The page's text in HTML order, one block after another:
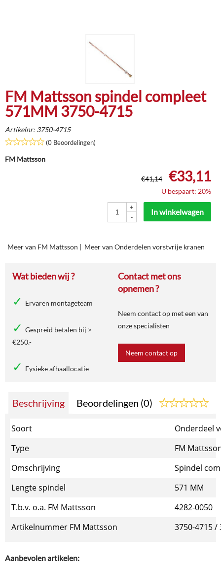
FM Mattsson spindel compleet
571MM 3750-4715
Artikelnr: 3750-4715
(0 Beoordelingen)
FM Mattsson
€41,14 €33,11
U bespaart: 20%
+
-
In winkelwagen
Meer van FM Mattsson | Meer van Onderdelen vorstvrije kranen
Wat bieden wij ?
Ervaren montageteam
Gespreid betalen bij >
€250.-
Fysieke afhaallocatie
Contact met ons
opnemen ?
Neem contact op met een van
onze specialisten
Neem contact op
Beschrijving Beoordelingen (0)
Soort
Onderdeel
Type
FM
Omschrijving
Spindel
Lengte spindel
571 MM
T.b.v. o.a. FM Mattsson
4282-0050
Artikelnummer FM Mattsson
3750-4715 /
Aanbevolen artikelen: